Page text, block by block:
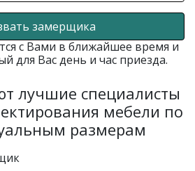
замерщика
с Вами в ближайшее время и
для Вас день и час приезда.
лучшие специалисты
мебели по
размерам